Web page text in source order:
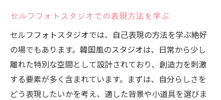
韓国風スタジオでの創造的なフォトアイデ
ア
クリエイティブなポーズを試してみよう
韓国風の新たなスタイルを見つける
セルフフォトスタジオでの表現方法を学ぶ
セルフフォトスタジオでは、自己表現の方法を学ぶ絶好
の場でもあります。韓国風のスタジオは、日常から少し
離れた特別な空間として設計されており、創造力を刺激
する要素が多く含まれています。まずは、自分らしさを
どう表現したいかを考え、適した背景や小道具を選びま